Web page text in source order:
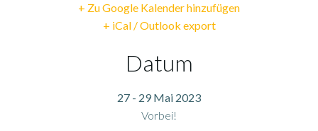
+ Zu Google Kalender hinzufügen
+ iCal / Outlook export
Datum
27 - 29 Mai 2023
Vorbei!